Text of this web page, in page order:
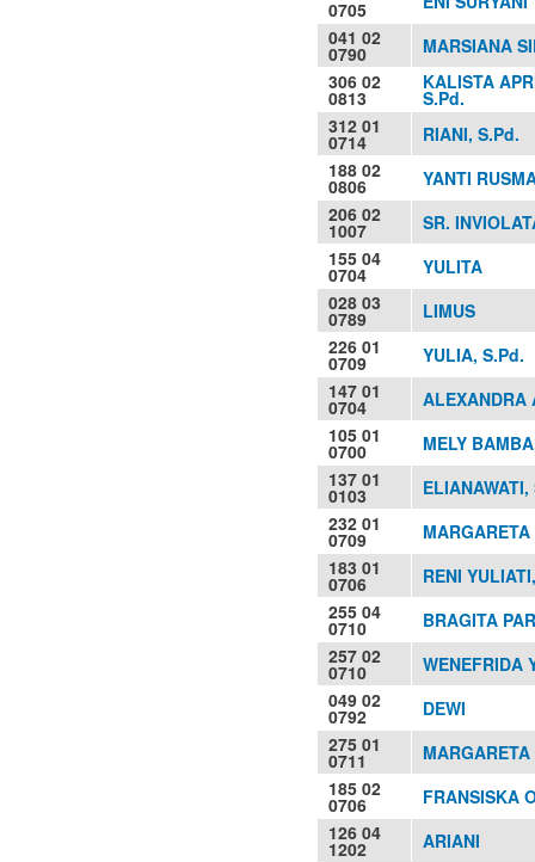
0705
041 02
0790
MARSIANA
306 02
0813
KALISTA
S.Pd.
312 01
0714
RIANI, S.Pd.
188 02
0806
YANTI
206 02
1007
SR.
155 04
0704
YULITA
028 03
0789
LIMUS
226 01
0709
YULIA, S.Pd.
147 01
0704
ALEXANDRA
105 01
0700
MELY
137 01
0103
ELIANAWATI,
232 01
0709
183 01
0706
RENI
255 04
0710
BRAGITA
257 02
0710
WENEFRIDA
049 02
0792
DEWI
275 01
0711
185 02
0706
FRANSISKA
126 04
1202
ARIANI